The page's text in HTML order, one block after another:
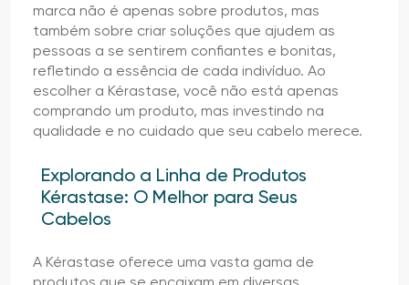
marca não é apenas sobre produtos, mas
também sobre criar soluções que ajudem as
pessoas a se sentirem confiantes e bonitas,
refletindo a essência de cada indivíduo. Ao
escolher a Kérastase, você não está apenas
comprando um produto, mas investindo na
qualidade e no cuidado que seu cabelo merece.
Explorando a Linha de Produtos
Kérastase: O Melhor para Seus
Cabelos
A Kérastase oferece uma vasta gama de